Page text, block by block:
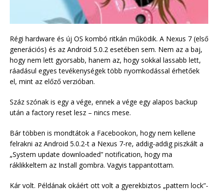
Régi hardware és új OS kombó ritkán működik. A Nexus 7 (első
generációs) és az Android 5.0.2 esetében sem. Nem az a baj,
hogy nem lett gyorsabb, hanem az, hogy sokkal lassabb lett,
ráadásul egyes tevékenységek több nyomkodással érhetőek
el, mint az előző verzióban.
Száz szónak is egy a vége, ennek a vége egy alapos backup
után a factory reset lesz – nincs mese.
Bár többen is mondtátok a Facebookon, hogy nem kellene
felrakni az Android 5.0.2-t a Nexus 7-re, addig-addig piszkált a
„System update downloaded” notification, hogy ma
ráklikkeltem az Install gombra. Vagyis tappantottam.
Kár volt. Példának okáért ott volt a gyerekbiztos „pattern lock”-